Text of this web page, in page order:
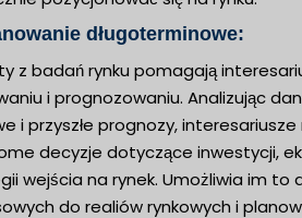
długoterminowe:
z badań rynku pomagają
i prognozowaniu. Analizując
i przyszłe prognozy,
decyzje dotyczące inwestycji,
wejścia na rynek. Umożliwia im to
do realiów rynkowych i